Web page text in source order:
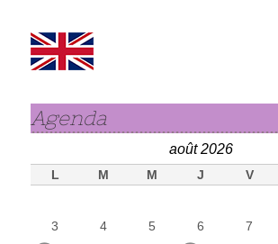
Agenda
août 2026
L M M J V
3
4 5 6 7